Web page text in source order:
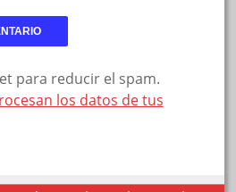
para reducir el spam.
los datos de tus